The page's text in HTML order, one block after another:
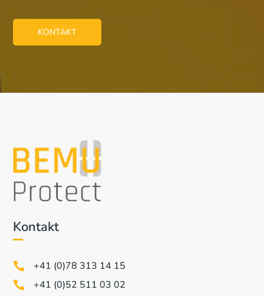
KONTAKT
Kontakt
 +41 (0)78 313 14 15
 +41 (0)52 511 03 02